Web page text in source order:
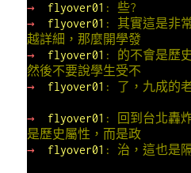
→
flyover01 : 些?
→
flyover01 : 其實這是非
越詳細，那麼開學發
→
flyover01 : 的不會是歷
然後不要說學生受不
→
flyover01 : 了，九成的
→
flyover01 : 回到台北轟
是歷史屬性，而是政
→
flyover01 : 治，這也是